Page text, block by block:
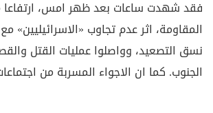
فقد شهدت ساعات بعد ظهر امس، ارتفاعا
المقاومة، اثر عدم تجاوب «الاسرائيليين»
نسق التصعيد، وواصلوا عمليات القتل
الجنوب. كما ان الاجواء المسربة من